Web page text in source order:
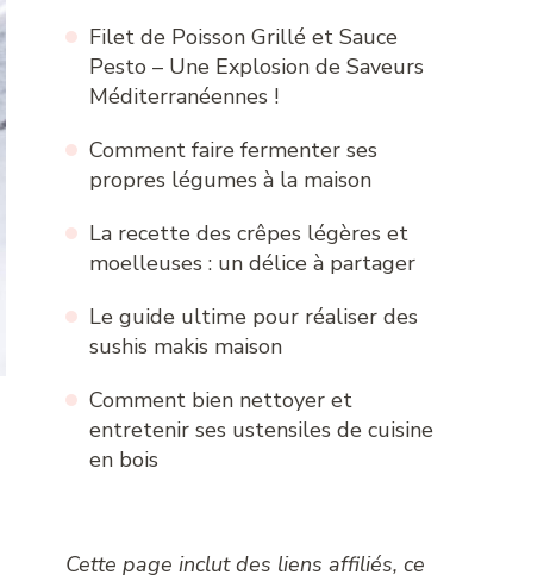
Filet de Poisson Grillé et Sauce
Pesto – Une Explosion de Saveurs
Méditerranéennes !
Comment faire fermenter ses
propres légumes à la maison
La recette des crêpes légères et
moelleuses : un délice à partager
Le guide ultime pour réaliser des
sushis makis maison
Comment bien nettoyer et
entretenir ses ustensiles de cuisine
en bois
Cette page inclut des liens affiliés, ce